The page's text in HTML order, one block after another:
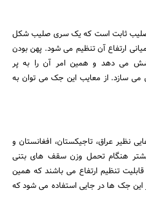
صلیب ثابت است که یک سری صلیب شکل
ارتفاع آن تنظیم می شود. پهن بودن
می دهد و همین امر آن را به پر
می سازد. از معایب این جک می توان به
نظیر عراق، تاجیکستان، افغانستان و
هنگام تحمل وزن سقف های بتنی
تنظیم ارتفاع می باشند که همین
این جک ها در جایی استفاده می شود که